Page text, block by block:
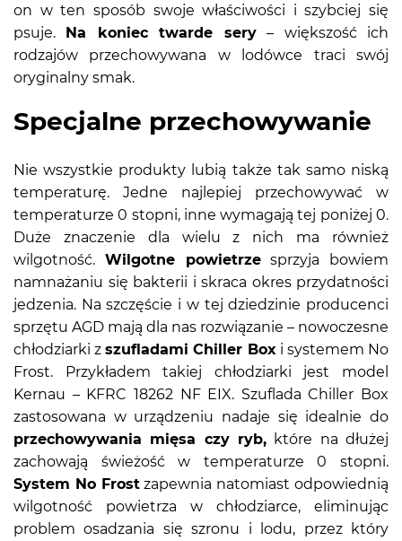
on w ten sposób swoje właściwości i szybciej się
psuje. Na koniec twarde sery– większość ich
rodzajów przechowywana w lodówce traci swój
oryginalny smak.
Specjalne przechowywanie
Nie wszystkie produkty lubią także tak samo niską
temperaturę. Jedne najlepiej przechowywać w
temperaturze 0 stopni, inne wymagają tej poniżej 0.
Duże znaczenie dla wielu z nich ma również
wilgotność. Wilgotne powietrzesprzyja bowiem
namnażaniu się bakterii i skraca okres przydatności
jedzenia. Na szczęście i w tej dziedzinie producenci
sprzętu AGD mają dla nas rozwiązanie – nowoczesne
chłodziarki zszufladami Chiller Boxi systemem No
Frost. Przykładem takiej chłodziarki jest model
Kernau – KFRC 18262 NF EIX. Szuflada Chiller Box
zastosowana w urządzeniu nadaje się idealnie do
przechowywania mięsa czy ryb, które na dłużej
zachowają świeżość w temperaturze 0 stopni.
System No Frostzapewnia natomiast odpowiednią
wilgotność powietrza w chłodziarce, eliminując
problem osadzania się szronu i lodu, przez który